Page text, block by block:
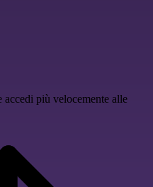
accedi più velocemente alle